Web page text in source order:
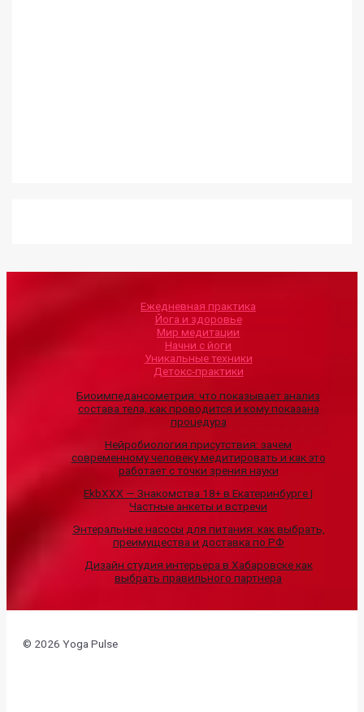
Ежедневная практика
Йога и здоровье
Мир медитации
Начни с йоги
Уникальные техники
Детокс-практики
Биоимпедансометрия: что показывает анализ
состава тела, как проводится и кому показана
процедура
Нейробиология присутствия: зачем
современному человеку медитировать и как это
работает с точки зрения науки
EkbXXX — Знакомства 18+ в Екатеринбурге |
Частные анкеты и встречи
Энтеральные насосы для питания: как выбрать,
преимущества и доставка по РФ
Дизайн студия интерьера в Хабаровске как
выбрать правильного партнера
© 2026 Yoga Pulse